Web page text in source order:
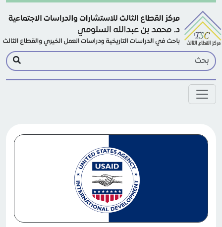
Skip to main content